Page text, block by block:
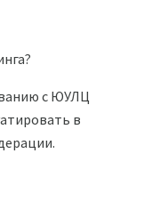
с ЮУЛЦ
в